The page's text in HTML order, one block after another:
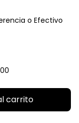
o Efectivo